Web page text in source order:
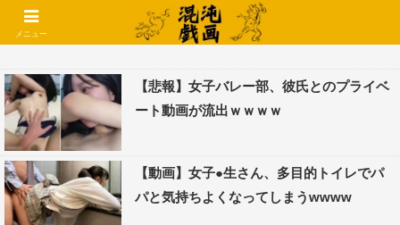
コメントでコテハン使えるようになりました🌱
【悲報】女子バレー部、彼氏とのプライベ
ート動画が流出ｗｗｗｗ
【動画】女子●生さん、多目的トイレでパ
パと気持ちよくなってしまうwwww
メニュー